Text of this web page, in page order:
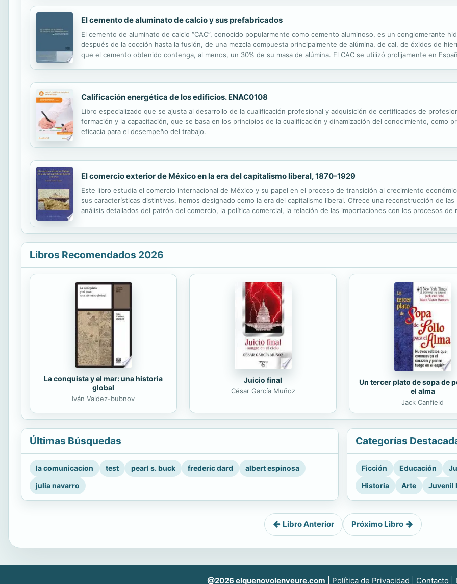
El cemento de aluminato de calcio y sus prefabricados
El cemento de aluminato de calcio “CAC”, conocido popularmente como cemento aluminoso, es un conglomerante
después de la cocción hasta la fusión, de una mezcla compuesta principalmente de alúmina, de cal, de óxidos de
que el cemento obtenido contenga, al menos, un 30% de su masa de alúmina. El CAC se utilizó prolijamente en
Calificación energética de los edificios. ENAC0108
Libro especializado que se ajusta al desarrollo de la cualificación profesional y adquisición de certificados de
formación y la capacitación, que se basa en los principios de la cualificación y dinamización del conocimiento, como
eficacia para el desempeño del trabajo.
El comercio exterior de México en la era del capitalismo liberal, 1870-1929
Este libro estudia el comercio internacional de México y su papel en el proceso de transición al crecimiento
sus características distintivas, hemos designado como la era del capitalismo liberal. Ofrece una reconstrucción de
análisis detallados del patrón del comercio, la política comercial, la relación de las importaciones con los procesos de
Libros Recomendados 2026
La conquista y el mar: una historia
global
Iván Valdez-bubnov
Juicio final
César García Muñoz
Un tercer plato de sopa de
el alma
Jack Canfield
Últimas Búsquedas
la comunicacion test pearl s. buck frederic dard
albert espinosa
julia navarro
Categorías
Ficción Educación
Historia
Arte Juvenil
Libro Anterior Próximo Libro
@2026 elquenovolenveure.com Política de Privacidad Contacto